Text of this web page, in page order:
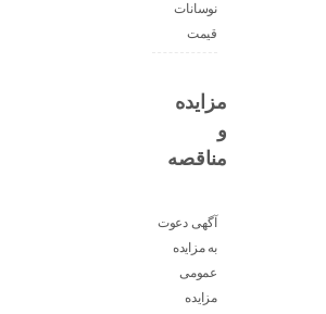
نوسانات
قیمت
مزایده
و
مناقصه
آگهی دعوت
به مزایده
عمومی
مزایده